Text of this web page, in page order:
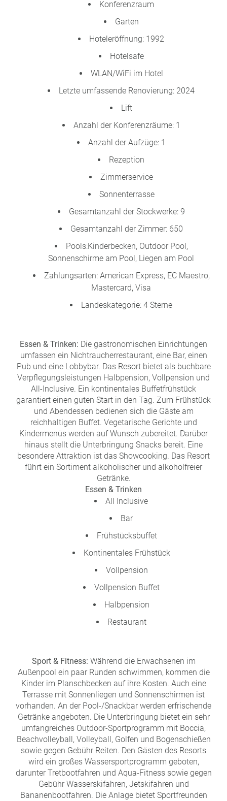
Konferenzraum
Garten
Hoteleröffnung: 1992
Hotelsafe
WLAN/WiFi im Hotel
Letzte umfassende Renovierung: 2024
Lift
Anzahl der Konferenzräume: 1
Anzahl der Aufzüge: 1
Rezeption
Zimmerservice
Sonnenterrasse
Gesamtanzahl der Stockwerke: 9
Gesamtanzahl der Zimmer: 650
Pools:Kinderbecken, Outdoor Pool,
Sonnenschirme am Pool, Liegen am Pool
Zahlungsarten: American Express, EC Maestro,
Mastercard, Visa
Landeskategorie: 4 Sterne
Essen & Trinken: Die gastronomischen Einrichtungen
umfassen ein Nichtraucherrestaurant, eine Bar, einen
Pub und eine Lobbybar. Das Resort bietet als buchbare
Verpflegungsleistungen Halbpension, Vollpension und
All-Inclusive. Ein kontinentales Buffetfrühstück
garantiert einen guten Start in den Tag. Zum Frühstück
und Abendessen bedienen sich die Gäste am
reichhaltigen Buffet. Vegetarische Gerichte und
Kindermenüs werden auf Wunsch zubereitet. Darüber
hinaus stellt die Unterbringung Snacks bereit. Eine
besondere Attraktion ist das Showcooking. Das Resort
führt ein Sortiment alkoholischer und alkoholfreier
Getränke.
Essen & Trinken
All Inclusive
Bar
Frühstücksbuffet
Kontinentales Frühstück
Vollpension
Vollpension Buffet
Halbpension
Restaurant
Sport & Fitness: Während die Erwachsenen im
Außenpool ein paar Runden schwimmen, kommen die
Kinder im Planschbecken auf ihre Kosten. Auch eine
Terrasse mit Sonnenliegen und Sonnenschirmen ist
vorhanden. An der Pool-/Snackbar werden erfrischende
Getränke angeboten. Die Unterbringung bietet ein sehr
umfangreiches Outdoor-Sportprogramm mit Boccia,
Beachvolleyball, Volleyball, Golfen und Bogenschießen
sowie gegen Gebühr Reiten. Den Gästen des Resorts
wird ein großes Wassersportprogramm geboten,
darunter Tretbootfahren und Aqua-Fitness sowie gegen
Gebühr Wasserskifahren, Jetskifahren und
Bananenbootfahren. Die Anlage bietet Sportfreunden